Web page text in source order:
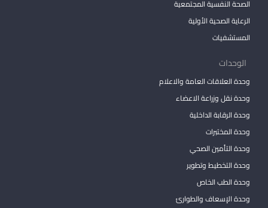
الصحة النفسية المجتمعية
الرعاية الصحية الأولية
المستشفيات
الوحدات
وحدة العلاقات العامة والاعلام
وحدة نقل وزراعة الاعضاء
وحدة الرقابة الداخلية
وحدة المختبرات
وحدة التأمين الصحي
وحدة التخطيط وتطوير
وحدة الطب الخاص
وحدة الإسعاف والطوارئ